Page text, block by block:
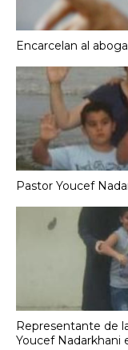
Encarcelan al
Pastor Youcef
Representante de
Youcef Nadarkhani